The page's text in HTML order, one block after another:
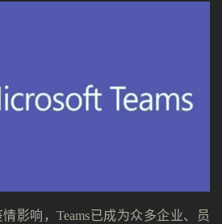
影响，Teams已成为众多企业、员